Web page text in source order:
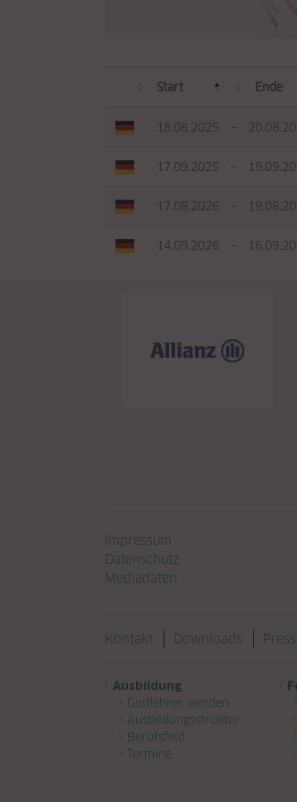
Start Ende
18.08.2025 —
17.09.2025 —
17.08.2026 —
14.09.2026 —
Navigation überspringen
Impressum
Datenschutz
Mediadaten
Navigation überspringen
Kontakt Downloads
Navigation überspringen
Ausbildung
Golflehrer werden
Ausbildungsstruktur
Berufsfeld
Termine